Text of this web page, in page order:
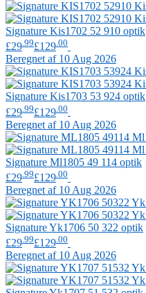
Signature Kis1702 52 910 optik
£29 .99£129 .00
Beregnet af 10 Aug 2026
Signature Kis1703 53 924 optik
£29 .99£129 .00
Beregnet af 10 Aug 2026
Signature Ml1805 49 114 optik
£29 .99£129 .00
Beregnet af 10 Aug 2026
SignatureYk1706 50 322 optik
£29 .99£129 .00
Beregnet af 10 Aug 2026